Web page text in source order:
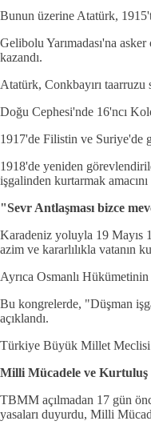
Bunun üzerine Atatürk,
Gelibolu Yarımadası'na
kazandı.
Atatürk, Conkbayırı taarruzu
Doğu Cephesi'nde 16'ncı
1917'de Filistin ve Suriye'de
1918'de yeniden
işgalinden kurtarmak
"Sevr Antlaşması bizce
Karadeniz yoluyla 19 Mayıs
azim ve kararlılıkla vatanın
Ayrıca Osmanlı
Bu kongrelerde, "Düşman
açıklandı.
Türkiye Büyük Millet Meclisi
Milli Mücadele ve Kurtuluş
TBMM açılmadan 17 gün
yasaları duyurdu, Milli